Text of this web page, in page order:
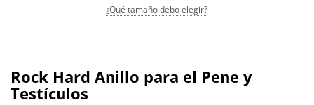
¿Qué tamaño debo elegir?
Rock Hard Anillo para el Pene y
Testículos